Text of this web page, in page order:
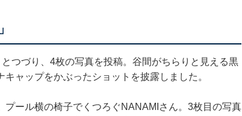
つづり、4枚の写真を投稿。谷間がちらりと見える黒
ャップをかぶったショットを披露しました。
ール横の椅子でくつろぐNANAMIさん。3枚目の写真